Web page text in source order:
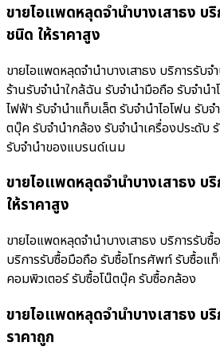
ขายไอแพดหลุดจำนำบางเสาธง บ
ชนิด ให้ราคาสูง
ขายไอแพดหลุดจำนำบางเสาธง บริการรับ
ร้านรับจํานําใกล้ฉัน รับจำนำมือถือ รับจำน
ไฟฟ้า รับจำนำแท็บเล็ต รับจำนำไอโฟน รับ
ตบุ๊ค รับจำนำกล้อง รับจำนำเครื่องประดับ
รับจำนำของแบรนด์เนม
ขายไอแพดหลุดจำนำบางเสาธง บ
ให้ราคาสูง
ขายไอแพดหลุดจำนำบางเสาธง บริการรับ
บริการรับซื้อมือถือ รับซื้อโทรศัพท์ รับซื้อแ
คอมพิวเตอร์ รับซื้อโน๊ตบุ๊ค รับซื้อกล้อง
ขายไอแพดหลุดจำนำบางเสาธง บ
ราคาถูก